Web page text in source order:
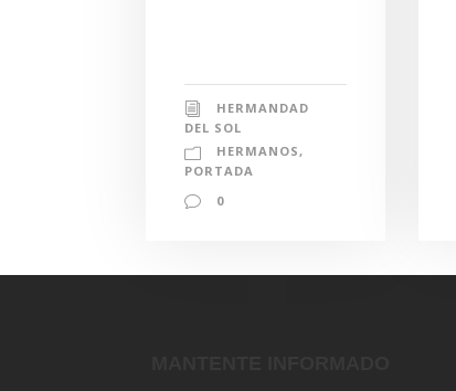
HERMANDAD
DEL SOL
HERMANOS ,
PORTADA
0